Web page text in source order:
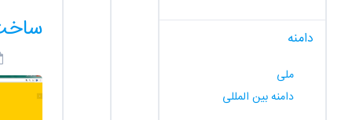
دامنه
ملی
دامنه بین المللی